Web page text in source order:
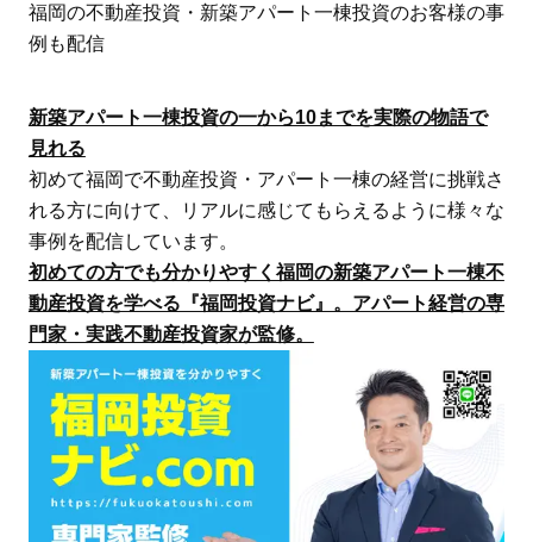
福岡の不動産投資・新築アパート一棟投資のお客様の事
例も配信
新築アパート一棟投資の一から10までを実際の物語で
見れる
初めて福岡で不動産投資・アパート一棟の経営に挑戦さ
れる方に向けて、リアルに感じてもらえるように様々な
事例を配信しています。
初めての方でも分かりやすく福岡の新築アパート一棟不
動産投資を学べる『福岡投資ナビ』。アパート経営の専
門家・実践不動産投資家が監修。